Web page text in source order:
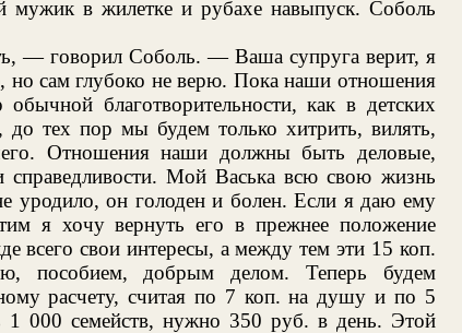
мужик в жилетке и рубахе навыпуск. Соболь
— говорил Соболь. — Ваша супруга верит, я
но сам глубоко не верю. Пока наши отношения
благотворительности, как в детских
тех пор мы будем только хитрить, вилять,
Отношения наши должны быть деловые,
справедливости. Мой Васька всю свою жизнь
уродило, он голоден и болен. Если я даю ему
я хочу вернуть его в прежнее положение
всего свои интересы, а между тем эти 15 коп.
пособием, добрым делом. Теперь будем
расчету, считая по 7 коп. на душу и по 5
000 семейств, нужно 350 руб. в день. Этой